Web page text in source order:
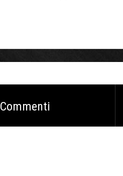
Commenti